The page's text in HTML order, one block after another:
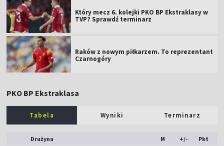
Który mecz 6. kolejki PKO BP Ekstraklasy w
TVP? Sprawdź terminarz
Raków z nowym piłkarzem. To reprezentant
Czarnogóry
PKO BP Ekstraklasa
Tabela Wyniki Terminarz
Drużyna M +/- Pkt